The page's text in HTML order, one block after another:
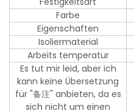
Farbe
Eigenschaften
Isoliermaterial
Arbeits temperatur
Es tut mir leid, aber ich
kann keine Übersetzung
für "备注" anbieten, da es
sich nicht um einen